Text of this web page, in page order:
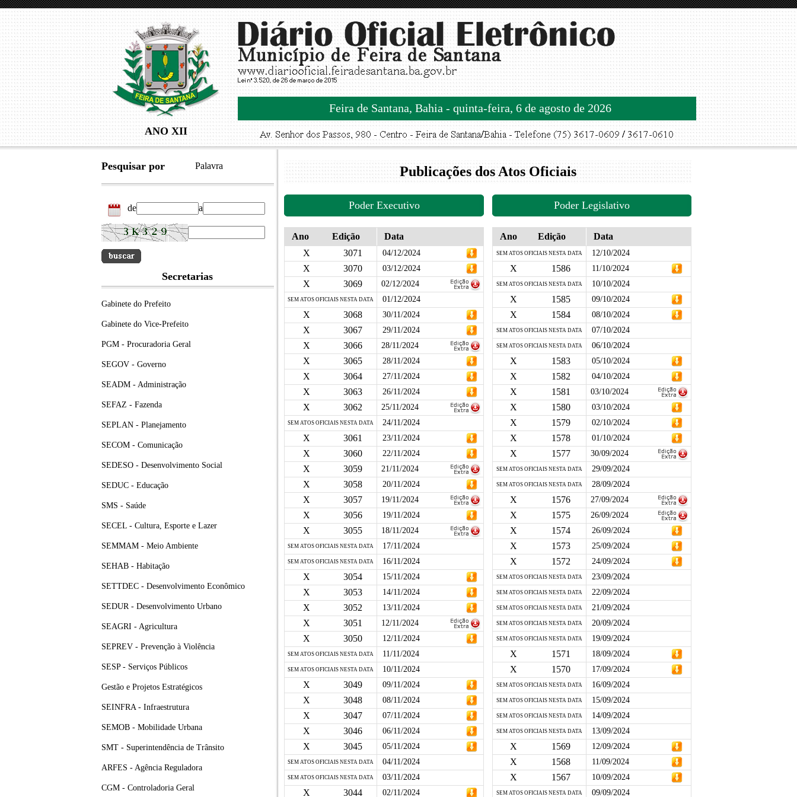
ANO XII
Feira de Santana, Bahia - quinta-feira, 6 de agosto de 2026
Pesquisar por Palavra
de a
Secretarias
Gabinete do Prefeito
Gabinete do Vice-Prefeito
PGM - Procuradoria Geral
SEGOV - Governo
SEADM - Administração
SEFAZ - Fazenda
SEPLAN - Planejamento
SECOM - Comunicação
SEDESO - Desenvolvimento Social
SEDUC - Educação
SMS - Saúde
SECEL - Cultura, Esporte e Lazer
SEMMAM - Meio Ambiente
SEHAB - Habitação
SETTDEC - Desenvolvimento Econômico
SEDUR - Desenvolvimento Urbano
SEAGRI - Agricultura
SEPREV - Prevenção à Violência
SESP - Serviços Públicos
Gestão e Projetos Estratégicos
SEINFRA - Infraestrutura
SEMOB - Mobilidade Urbana
SMT - Superintendência de Trânsito
ARFES - Agência Reguladora
CGM - Controladoria Geral
Publicações dos Atos Oficiais
Poder Executivo Poder Legislativo
Ano Edição
Data
X
3071 04/12/2024
X 3070 03/12/2024
X 3069 02/12/2024
SEM ATOS OFICIAIS NESTA DATA 01/12/2024
X 3068 30/11/2024
X 3067 29/11/2024
X 3066 28/11/2024
X 3065 28/11/2024
X 3064 27/11/2024
X 3063 26/11/2024
X 3062 25/11/2024
SEM ATOS OFICIAIS NESTA DATA 24/11/2024
X 3061 23/11/2024
X 3060 22/11/2024
X 3059 21/11/2024
X 3058 20/11/2024
X 3057 19/11/2024
X 3056 19/11/2024
X 3055 18/11/2024
SEM ATOS OFICIAIS NESTA DATA 17/11/2024
SEM ATOS OFICIAIS NESTA DATA 16/11/2024
X 3054 15/11/2024
X 3053 14/11/2024
X 3052 13/11/2024
X 3051 12/11/2024
X 3050 12/11/2024
SEM ATOS OFICIAIS NESTA DATA 11/11/2024
SEM ATOS OFICIAIS NESTA DATA 10/11/2024
X 3049 09/11/2024
X 3048 08/11/2024
X 3047 07/11/2024
X 3046 06/11/2024
X 3045 05/11/2024
SEM ATOS OFICIAIS NESTA DATA 04/11/2024
SEM ATOS OFICIAIS NESTA DATA 03/11/2024
X 3044 02/11/2024
Ano Edição Data
SEM ATOS OFICIAIS NESTA DATA 12/10/2024
X 1586 11/10/2024
SEM ATOS OFICIAIS NESTA DATA 10/10/2024
X 1585 09/10/2024
X 1584 08/10/2024
SEM ATOS OFICIAIS NESTA DATA 07/10/2024
SEM ATOS OFICIAIS NESTA DATA 06/10/2024
X 1583 05/10/2024
X 1582 04/10/2024
X 1581 03/10/2024
X 1580 03/10/2024
X 1579 02/10/2024
X 1578 01/10/2024
X 1577 30/09/2024
SEM ATOS OFICIAIS NESTA DATA 29/09/2024
SEM ATOS OFICIAIS NESTA DATA 28/09/2024
X 1576 27/09/2024
X 1575 26/09/2024
X 1574 26/09/2024
X 1573 25/09/2024
X 1572 24/09/2024
SEM ATOS OFICIAIS NESTA DATA 23/09/2024
SEM ATOS OFICIAIS NESTA DATA 22/09/2024
SEM ATOS OFICIAIS NESTA DATA 21/09/2024
SEM ATOS OFICIAIS NESTA DATA 20/09/2024
SEM ATOS OFICIAIS NESTA DATA 19/09/2024
X 1571 18/09/2024
X 1570 17/09/2024
SEM ATOS OFICIAIS NESTA DATA 16/09/2024
SEM ATOS OFICIAIS NESTA DATA 15/09/2024
SEM ATOS OFICIAIS NESTA DATA 14/09/2024
SEM ATOS OFICIAIS NESTA DATA 13/09/2024
X 1569 12/09/2024
X 1568 11/09/2024
X 1567 10/09/2024
SEM ATOS OFICIAIS NESTA DATA 09/09/2024